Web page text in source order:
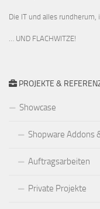
Die IT und alles rundherum,
… UND FLACHWITZE!
PROJEKTE &
Showcase
Shopware Addons
Auftragsarbeiten
Private Projekte